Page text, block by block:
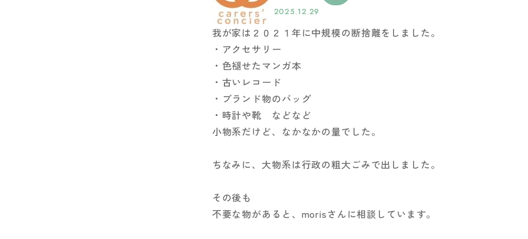
2025.12.29
我が家は２０２１年に中規模の断捨離をしました。
・アクセサリー
・色褪せたマンガ本
・古いレコード
・ブランド物のバッグ
・時計や靴 などなど
小物系だけど、なかなかの量でした。
ちなみに、大物系は行政の粗大ごみで出しました。
その後も
不要な物があると、morisさんに相談しています。